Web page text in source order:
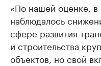
«По нашей оценке,
наблюдалось
сфере развития
и строительства
объектов, но свой